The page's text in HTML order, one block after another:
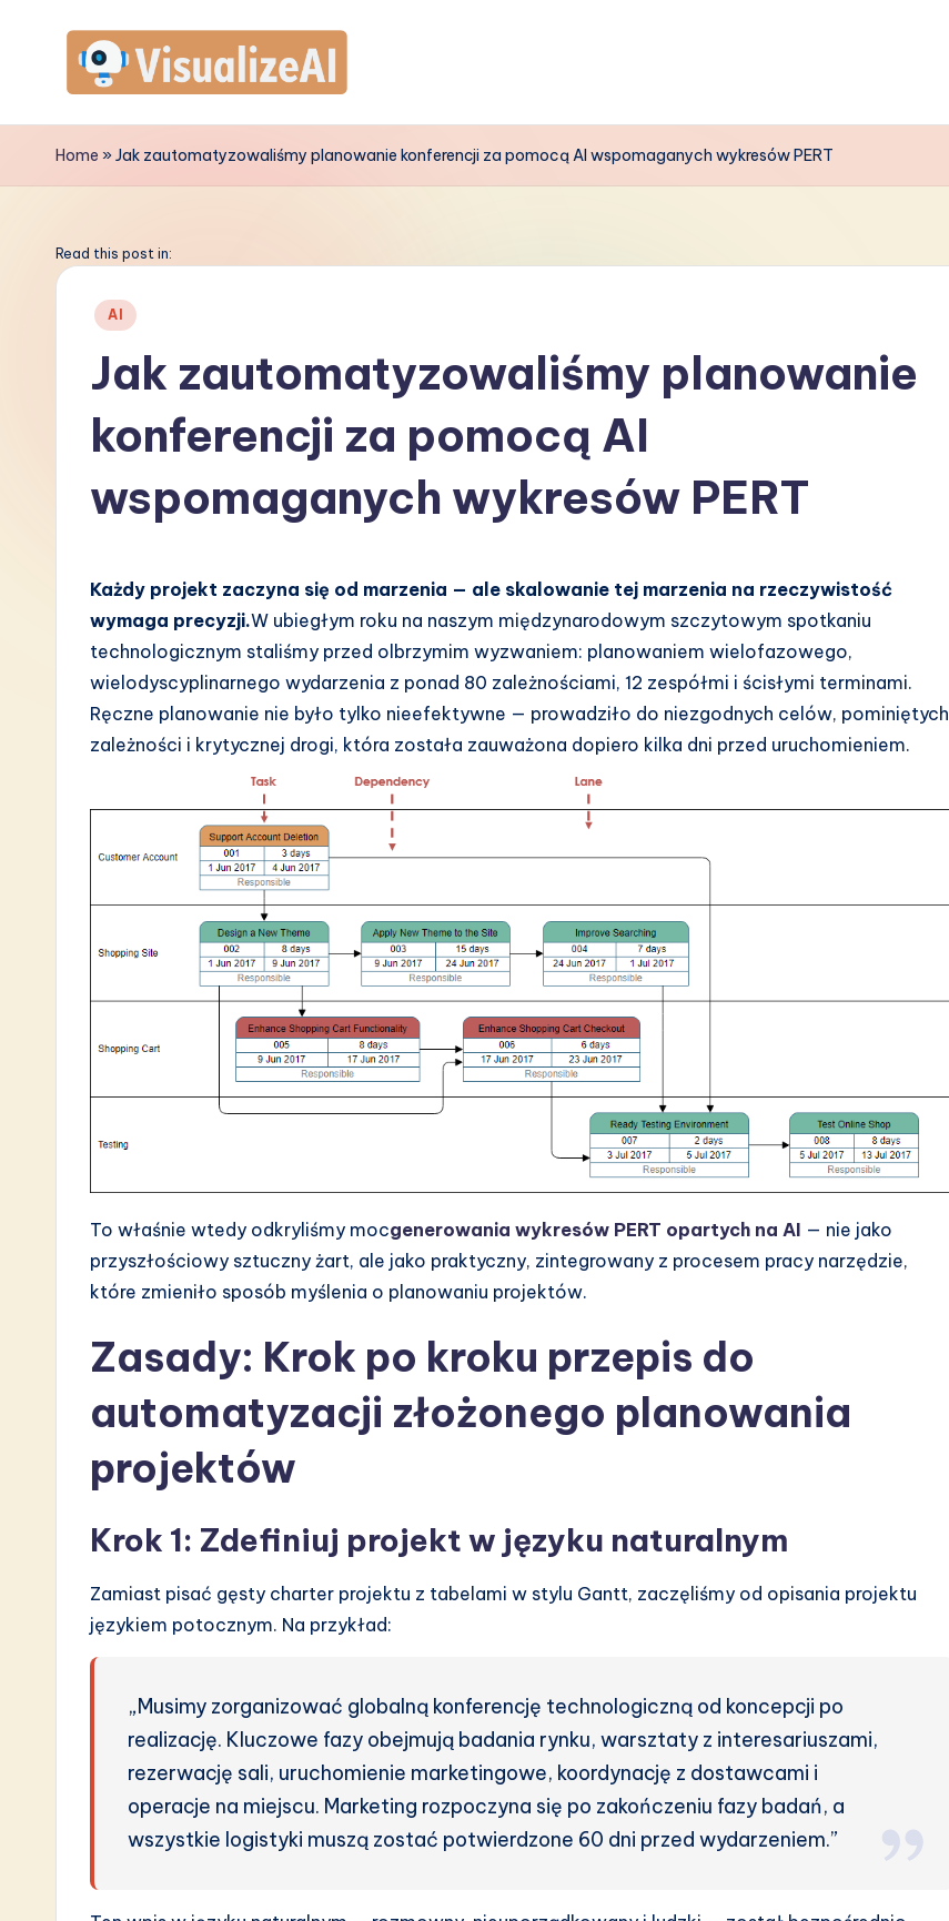
contentV
is
a
A
ft
w
Home »Jak zautomatyzowaliśmy planowanie konferencji za pomocą AI wspomaganych wykresów PERT
Read this post in:
Posted
AI
Jak zautomatyzowaliśmy planowanie
konferencji za pomocą AI
wspomaganych wykresów PERT
Każdy projekt zaczyna się od marzenia — ale skalowanie tej marzenia na rzeczywistość
wymaga precyzji.W ubiegłym roku na naszym międzynarodowym szczytowym spotkaniu
technologicznym staliśmy przed olbrzymim wyzwaniem: planowaniem wielofazowego,
wielodyscyplinarnego wydarzenia z ponad 80 zależnościami, 12 zespółmi i ścisłymi terminami.
Ręczne planowanie nie było tylko nieefektywne — prowadziło do niezgodnych celów, pominiętych
zależności i krytycznej drogi, która została zauważona dopiero kilka dni przed uruchomieniem.
To właśnie wtedy odkryliśmy mocgenerowania wykresów PERT opartych na AI — nie jako
przyszłościowy sztuczny żart, ale jako praktyczny, zintegrowany z procesem pracy narzędzie,
które zmieniło sposób myślenia o planowaniu projektów.
Zasady: Krok po kroku przepis do
automatyzacji złożonego planowania
projektów
Krok 1: Zdefiniuj projekt w języku naturalnym
Zamiast pisać gęsty charter projektu z tabelami w stylu Gantt, zaczęliśmy od opisania projektu
językiem potocznym. Na przykład:
„Musimy zorganizować globalną konferencję technologiczną od koncepcji po
realizację. Kluczowe fazy obejmują badania rynku, warsztaty z interesariuszami,
rezerwację sali, uruchomienie marketingowe, koordynację z dostawcami i
operacje na miejscu. Marketing rozpoczyna się po zakończeniu fazy badań, a
wszystkie logistyki muszą zostać potwierdzone 60 dni przed wydarzeniem.”